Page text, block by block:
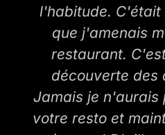
avec des plats
présentés.
agréable et le
Une expérience